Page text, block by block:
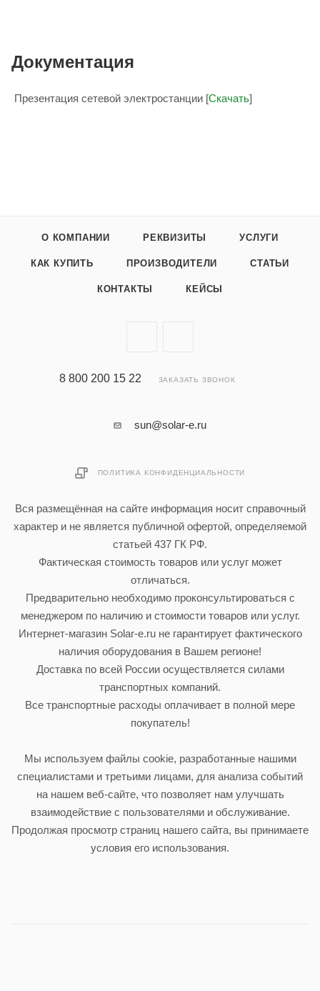
Документация
Презентация сетевой электростанции [Скачать]
О КОМПАНИИ РЕКВИЗИТЫ УСЛУГИ
КАК КУПИТЬ ПРОИЗВОДИТЕЛИ СТАТЬИ
КОНТАКТЫ КЕЙСЫ
8 800 200 15 22 ЗАКАЗАТЬ ЗВОНОК
sun@solar-e.ru
ПОЛИТИКА КОНФИДЕНЦИАЛЬНОСТИ
Вся размещённая на сайте информация носит справочный
характер и не является публичной офертой, определяемой
статьей 437 ГК РФ.
Фактическая стоимость товаров или услуг может
отличаться.
Предварительно необходимо проконсультироваться с
менеджером по наличию и стоимости товаров или услуг.
Интернет-магазин Solar-e.ru не гарантирует фактического
наличия оборудования в Вашем регионе!
Доставка по всей России осуществляется силами
транспортных компаний.
Все транспортные расходы оплачивает в полной мере
покупатель!
Мы используем файлы cookie, разработанные нашими
специалистами и третьими лицами, для анализа событий
на нашем веб-сайте, что позволяет нам улучшать
взаимодействие с пользователями и обслуживание.
Продолжая просмотр страниц нашего сайта, вы принимаете
условия его использования.